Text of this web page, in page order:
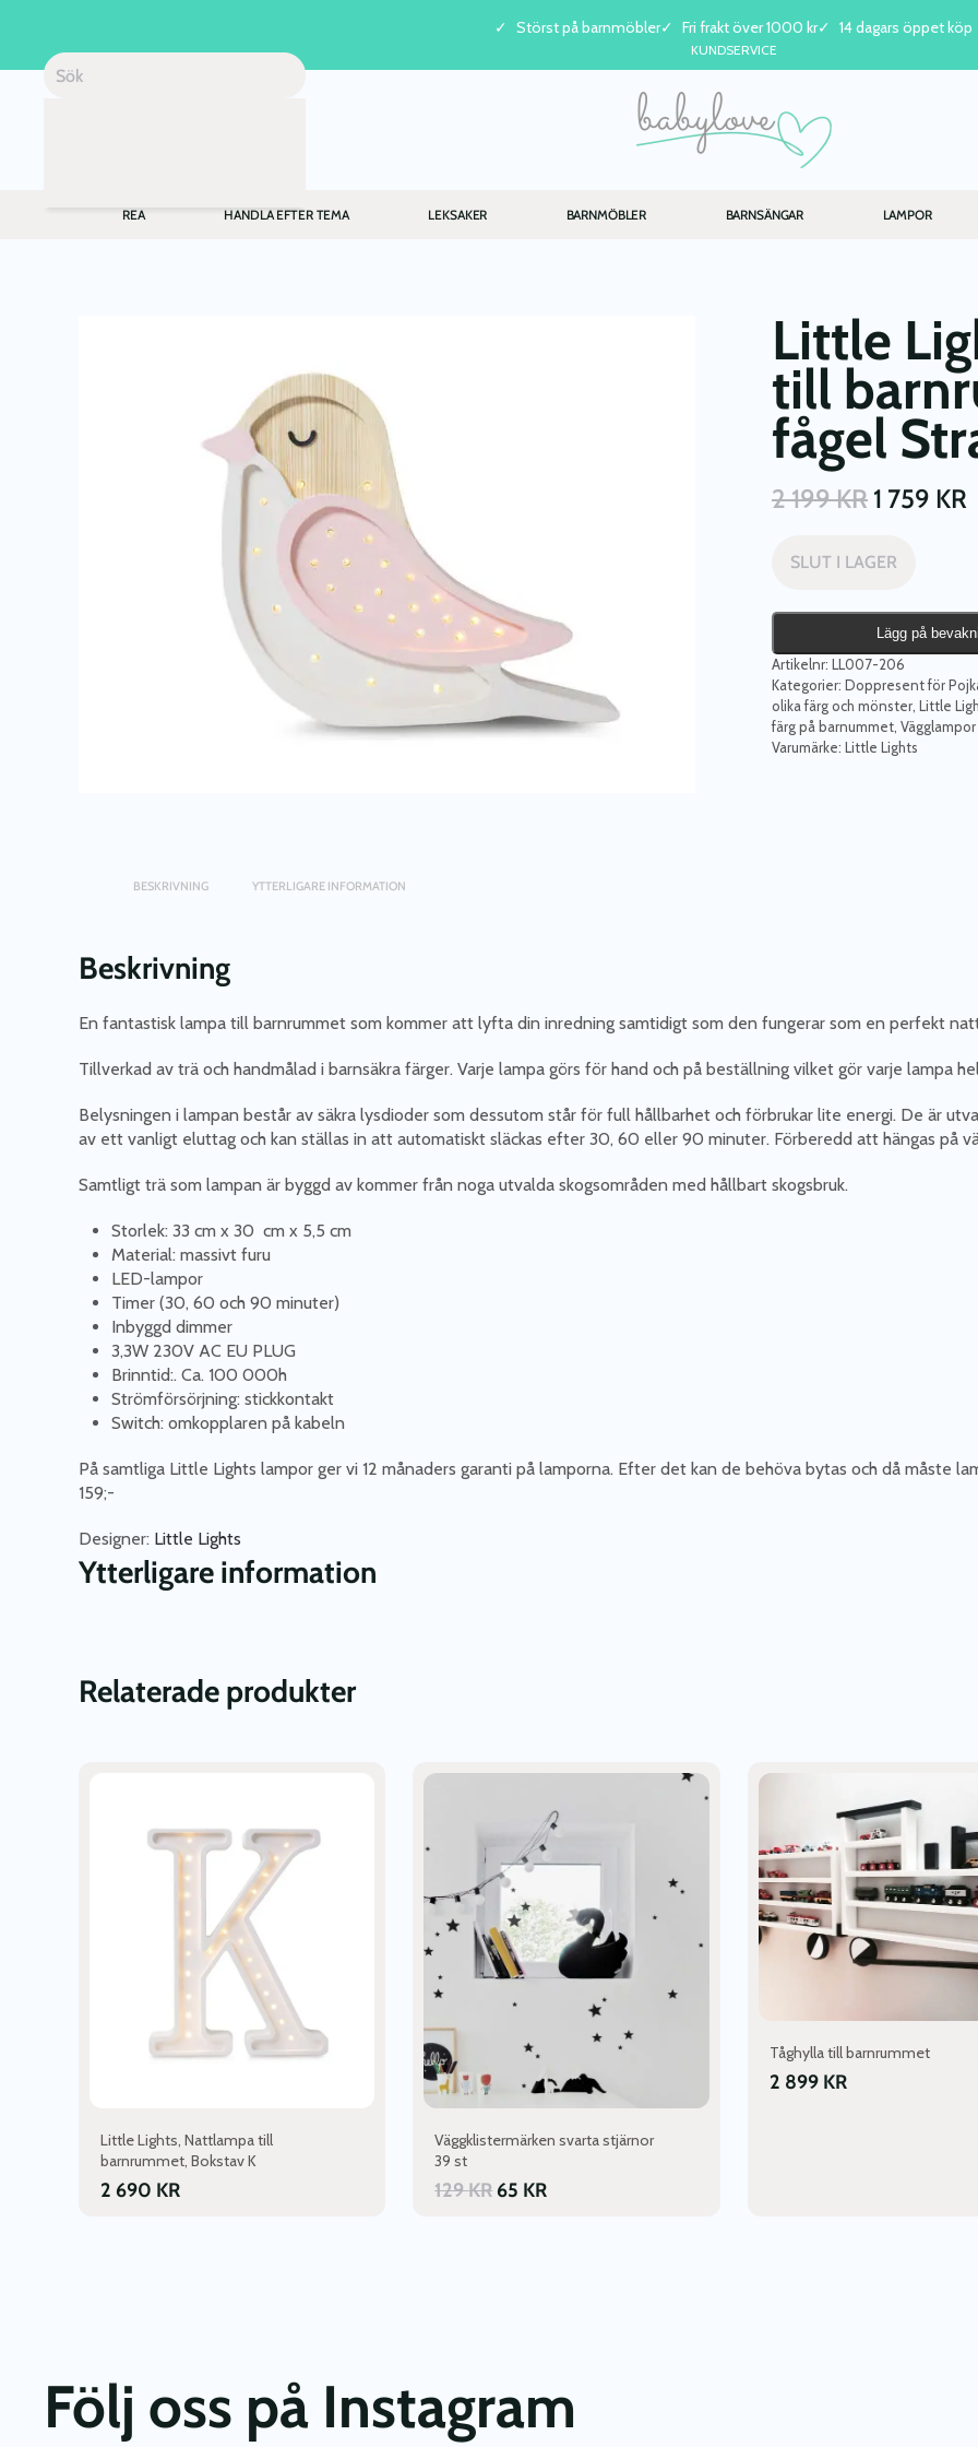
Skip to main content
Störst på barnmöbler Fri frakt över 1000 kr 14 dagars öppet köp
KUNDSERVICE
REA HANDLA EFTER TEMA LEKSAKER BARNMÖBLER BARNSÄNGAR LAMPOR
Little
till
fågel
2 199KR 1 759 KR
SLUT I LAGER
Lägg på
Artikelnr: LL007-206
Kategorier: Doppresent för
olika färg och mönster Little
färg på barnummet Vägglampor
Varumärke: Little Lights
BESKRIVNING YTTERLIGARE INFORMATION
Beskrivning
En fantastisk lampa till barnrummet som kommer att lyfta din inredning samtidigt som den fungerar som en perfekt
Tillverkad av trä och handmålad i barnsäkra färger. Varje lampa görs för hand och på beställning vilket gör varje lampa
Belysningen i lampan består av säkra lysdioder som dessutom står för full hållbarhet och förbrukar lite energi. De är
av ett vanligt eluttag och kan ställas in att automatiskt släckas efter 30, 60 eller 90 minuter. Förberedd att hängas på
Samtligt trä som lampan är byggd av kommer från noga utvalda skogsområden med hållbart skogsbruk.
Storlek: 33 cm x 30 cm x 5,5 cm
Material: massivt furu
LED-lampor
Timer (30, 60 och 90 minuter)
Inbyggd dimmer
3,3W 230V AC EU PLUG
Brinntid:. Ca. 100 000h
Strömförsörjning: stickkontakt
Switch: omkopplaren på kabeln
På samtliga Little Lights lampor ger vi 12 månaders garanti på lamporna. Efter det kan de behöva bytas och då måste
159;-
Designer: Little Lights
Ytterligare information
Relaterade produkter
Little Lights, Nattlampa till
barnrummet, Bokstav K
2 690 KR
produktsidan
Väggklistermärken svarta stjärnor
39 st
129KR65 KR
Tåghylla till barnrummet
2 899 KR
Följ oss på Instagram